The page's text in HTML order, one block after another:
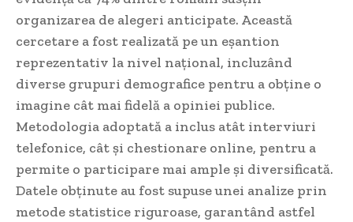
organizarea de alegeri anticipate. Această
cercetare a fost realizată pe un eșantion
reprezentativ la nivel național, incluzând
diverse grupuri demografice pentru a obține o
imagine cât mai fidelă a opiniei publice.
Metodologia adoptată a inclus atât interviuri
telefonice, cât și chestionare online, pentru a
permite o participare mai ample și diversificată.
Datele obținute au fost supuse unei analize prin
metode statistice riguroase, garantând astfel